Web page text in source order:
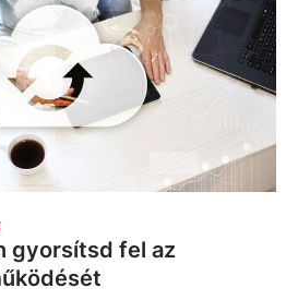
gyorsítsd fel az